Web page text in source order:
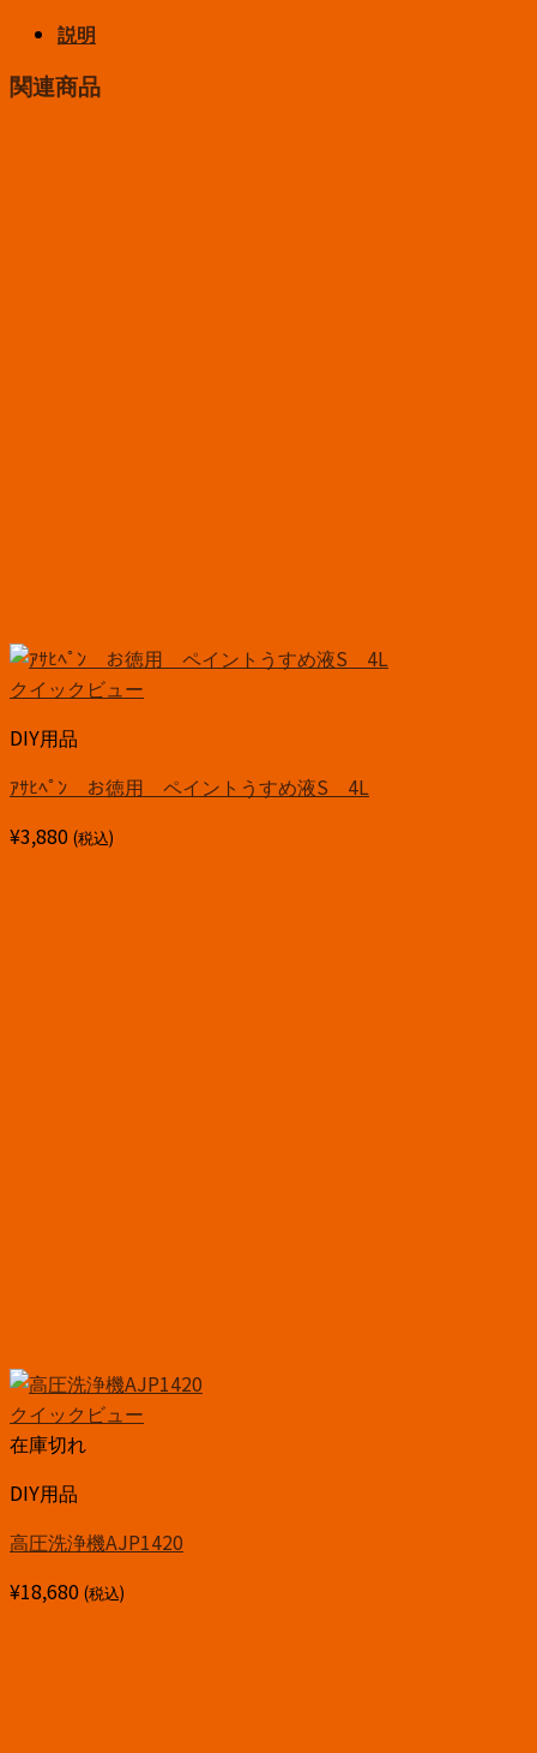
説明
関連商品
クイックビュー
DIY用品
ｱｻﾋﾍﾟﾝ お徳用 ペイントうすめ液S 4L
¥3,880 (税込)
クイックビュー
在庫切れ
DIY用品
高圧洗浄機AJP1420
¥18,680 (税込)